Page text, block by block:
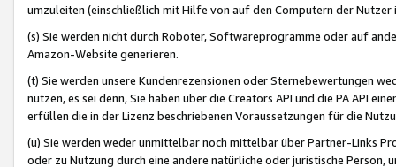
umzuleiten (einschließlich mit Hilfe von auf den Computern der
(s) Sie werden nicht durch Roboter, Softwareprogramme oder auf
Amazon-Website generieren.
(t) Sie werden unsere Kundenrezensionen oder Sternebewertungen
nutzen, es sei denn, Sie haben über die Creators API und die PA API
erfüllen die in der Lizenz beschriebenen Voraussetzungen für die
(u) Sie werden weder unmittelbar noch mittelbar über Partner-Links
oder zu Nutzung durch eine andere natürliche oder juristische